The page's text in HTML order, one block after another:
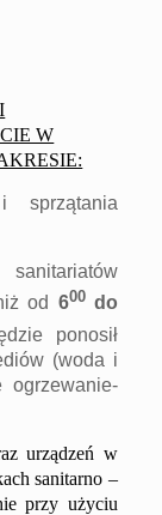
W
sprzątania
od 600 do
ponosił
(woda i
ogrzewanie-
urządzeń w
sanitarno –
przy użyciu